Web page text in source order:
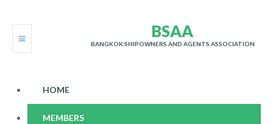
BSAA
BANGKOK SHIPOWNERS AND AGENTS ASSOCIATION
HOME
MEMBERS